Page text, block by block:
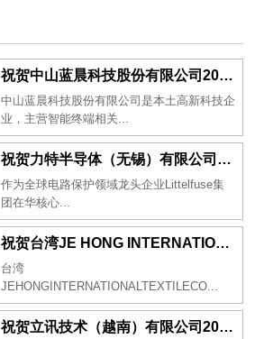
祝贺中山蓝晨科技股份有限公司2026年一次性成功通过BSCI验厂-B级
中山蓝晨科技股份有限公司是本土高新科技企
业，主营智能终端相关...
祝贺力特半导体（无锡）有限公司2026年一次性成功通过RBA-VAP认证审核并取得170.2分
作为全球电路保护领域龙头企业Littelfuse集
团在华核心...
祝贺台湾JE HONG INTERNATIONAL TEXTILE CO., LTD 2026年一次性成功通过GRS认证
台湾
JEHONGINTERNATIONALTEXTILECO...
祝贺立讯技术（越南）有限公司2026年一次性成功通过RBA-VAP审核获得金牌评级！